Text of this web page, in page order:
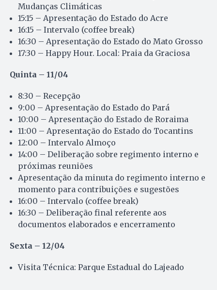
Mudanças Climáticas
15:15 – Apresentação do Estado do Acre
16:15 – Intervalo (coffee break)
16:30 – Apresentação do Estado do Mato Grosso
17:30 – Happy Hour. Local: Praia da Graciosa
Quinta – 11/04
8:30 – Recepção
9:00 – Apresentação do Estado do Pará
10:00 – Apresentação do Estado de Roraima
11:00 – Apresentação do Estado do Tocantins
12:00 – Intervalo Almoço
14:00 – Deliberação sobre regimento interno e
próximas reuniões
Apresentação da minuta do regimento interno e
momento para contribuições e sugestões
16:00 – Intervalo (coffee break)
16:30 – Deliberação final referente aos
documentos elaborados e encerramento
Sexta – 12/04
Visita Técnica: Parque Estadual do Lajeado